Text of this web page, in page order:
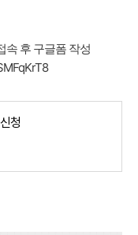
속 후 구글폼 작성
청